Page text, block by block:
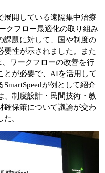
展開している遠隔集中治療
クフロー最適化の取り組み
課題に対して、国や制度の
要性が示されました。また
ワークフローの改善を行
とが必要で、AIを活用して
が例として紹介
、制度設計・民間技術・教
確保策について議論が交わ
。